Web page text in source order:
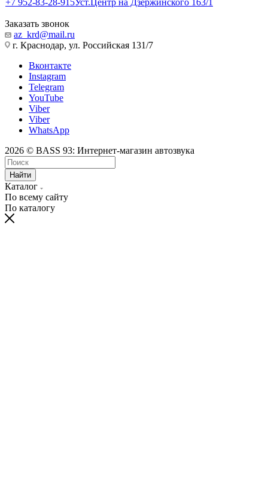
+7 952-83-28-915Уст.Центр на Дзержинского 163/1
Заказать звонок
az_krd@mail.ru
г. Краснодар, ул. Российская 131/7
Вконтакте
Instagram
Telegram
YouTube
Viber
Viber
WhatsApp
2026 © BASS 93: Интернет-магазин автозвука
Найти
Каталог
По всему сайту
По каталогу